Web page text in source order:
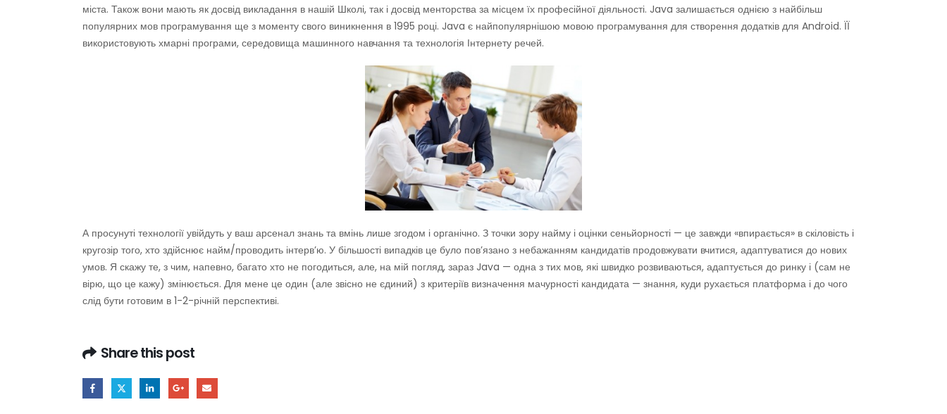
міста. Також вони мають як досвід викладання в нашій Школі, так і досвід менторства за місцем їх професійної діяльності. Java залишається однією з найбільш
популярних мов програмування ще з моменту свого виникнення в 1995 році. Java є найпопулярнішою мовою програмування для створення додатків для Android. ЇЇ
використовують хмарні програми, середовища машинного навчання та технологія Інтернету речей.
А просунуті технології увійдуть у ваш арсенал знань та вмінь лише згодом і органічно. З точки зору найму і оцінки сеньйорності — це завжди «впирається» в скіловість і
кругозір того, хто здійснює найм/проводить інтерв’ю. У більшості випадків це було пов’язано з небажанням кандидатів продовжувати вчитися, адаптуватися до нових
умов. Я скажу те, з чим, напевно, багато хто не погодиться, але, на мій погляд, зараз Java — одна з тих мов, які швидко розвиваються, адаптується до ринку і (сам не
вірю, що це кажу) змінюється. Для мене це один (але звісно не єдиний) з критеріїв визначення мачурності кандидата — знання, куди рухається платформа і до чого
слід бути готовим в 1-2-річній перспективі.
Share this post